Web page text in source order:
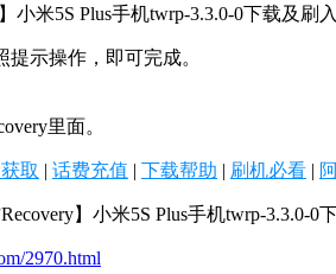
提示操作，即可完成。
里面。
取 | 话费充值 | 下载帮助 | 刷机必看 |
Recovery】小米5S Plus手机twrp-3.3.0-0
2970.html